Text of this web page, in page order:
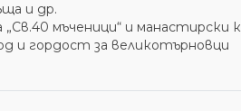
и др.
мъченици“ и манастирски
и гордост за великотърновци